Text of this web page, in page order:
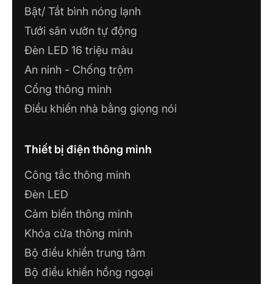
Bật/ Tắt bình nóng lạnh
Tưới sân vườn tự động
Đèn LED 16 triệu màu
An ninh - Chống trộm
Cổng thông minh
Điều khiển nhà bằng giọng nói
Thiết bị điện thông minh
Công tắc thông minh
Đèn LED
Cảm biến thông minh
Khóa cửa thông minh
Bộ điều khiển trung tâm
Bộ điều khiển hồng ngoại